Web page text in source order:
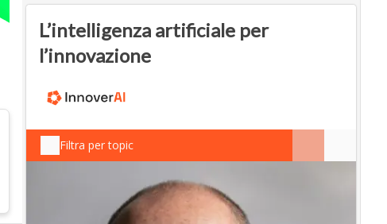
L’intelligenza artificiale per
l’innovazione
Filtra per topic